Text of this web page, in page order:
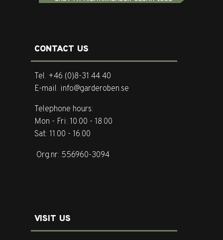
CONTACT US
Tel. +46 (0)8-31 44 40
E-mail. info@garderoben.se
Telephone hours:
Mon - Fri: 10.00 - 18.00
Sat: 11.00 - 16.00
Org.nr: 556960-3094
VISIT US